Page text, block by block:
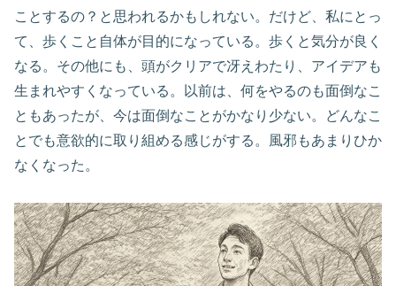
ことするの？と思われるかもしれない。だけど、私にとっ
て、歩くこと自体が目的になっている。歩くと気分が良く
なる。その他にも、頭がクリアで冴えわたり、アイデアも
生まれやすくなっている。以前は、何をやるのも面倒なこ
ともあったが、今は面倒なことがかなり少ない。どんなこ
とでも意欲的に取り組める感じがする。風邪もあまりひか
なくなった。